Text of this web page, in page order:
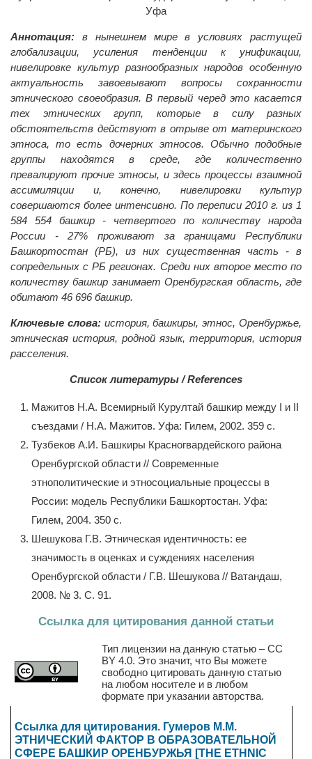
Уфа
Аннотация: в нынешнем мире в условиях растущей
глобализации, усиления тенденции к унификации,
нивелировке культур разнообразных народов особенную
актуальность завоевывают вопросы сохранности
этнического своеобразия. В первый черед это касается
тех этнических групп, которые в силу разных
обстоятельств действуют в отрыве от материнского
этноса, то есть дочерних этносов. Обычно подобные
группы находятся в среде, где количественно
превалируют прочие этносы, и здесь процессы взаимной
ассимиляции и, конечно, нивелировки культур
совершаются более интенсивно. По переписи 2010 г. из 1
584 554 башкир - четвертого по количеству народа
России - 27% проживают за границами Республики
Башкортостан (РБ), из них существенная часть - в
сопредельных с РБ регионах. Среди них второе место по
количеству башкир занимает Оренбургская область, где
обитают 46 696 башкир.
Ключевые слова:история, башкиры, этнос, Оренбуржье,
этническая история, родной язык, территория, история
расселения.
Список литературы / References
Мажитов Н.А. Всемирный Курултай башкир между I и II
съездами / Н.А. Мажитов. Уфа: Гилем, 2002. 359 с.
Тузбеков А.И. Башкиры Красногвардейского района
Оренбургской области // Современные
этнополитические и этносоциальные процессы в
России: модель Республики Башкортостан. Уфа:
Гилем, 2004. 350 с.
Шешукова Г.В. Этническая идентичность: ее
значимость в оценках и суждениях населения
Оренбургской области / Г.В. Шешукова // Ватандаш,
2008. № 3. С. 91.
Ссылка для цитирования данной статьи
Тип лицензии на данную статью – CC
BY 4.0. Это значит, что Вы можете
свободно цитировать данную статью
на любом носителе и в любом
формате при указании авторства.
Ссылка для цитирования. Гумеров М.М.
ЭТНИЧЕСКИЙ ФАКТОР В ОБРАЗОВАТЕЛЬНОЙ
СФЕРЕ БАШКИР ОРЕНБУРЖЬЯ [THE ETHNIC